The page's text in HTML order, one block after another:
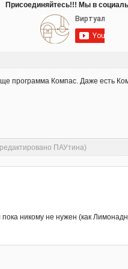
Присоединяйтесь!!! Мы в
программа Компас. Даже есть
ПАУтина)
никому не нужен (как